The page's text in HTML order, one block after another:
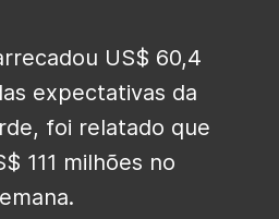
US$ 60,4
expectativas da
foi relatado que
111 milhões no